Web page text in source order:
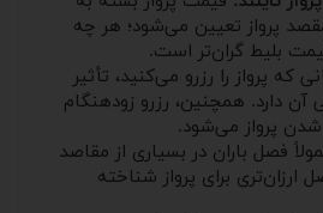
پرواز تعیین می‌شود؛ هر چه
بلیط گران‌تر است.
که پرواز را رزرو می‌کنید، تأثیر
دارد. همچنین، رزرو زودهنگام
شدن پرواز می‌شود.
فصل باران در بسیاری از مقاصد
ارزان‌تری برای پرواز شناخته